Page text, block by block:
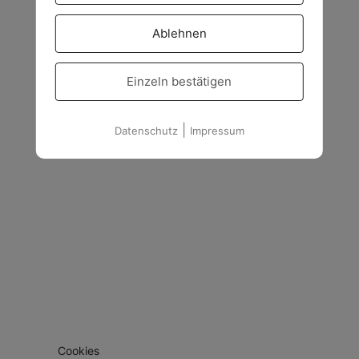
Cookies
Ablehnen
Einzeln bestätigen
Datenschutz| Impressum